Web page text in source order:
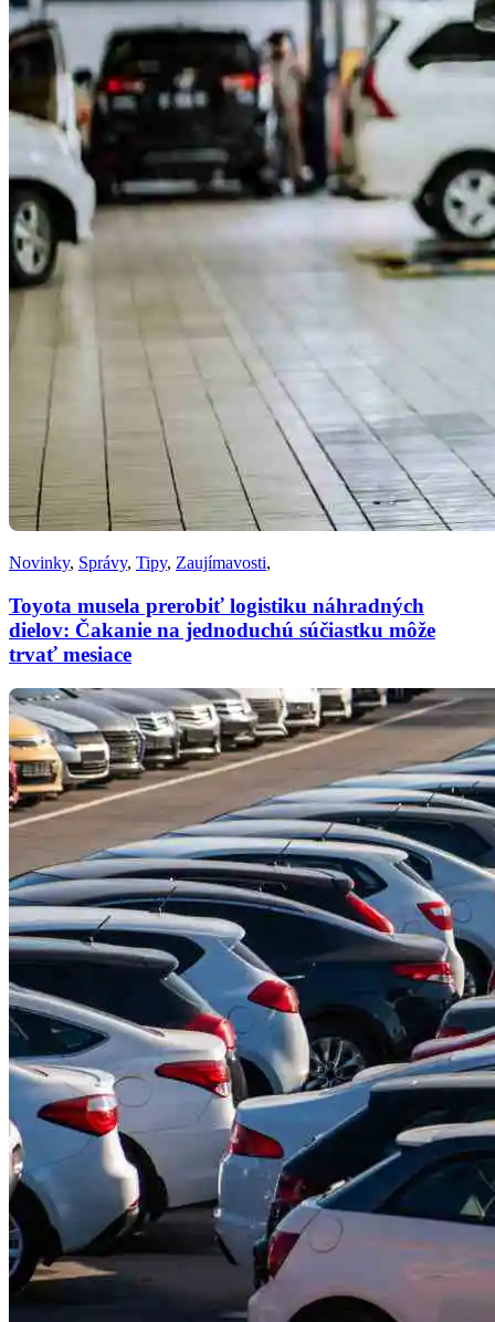
Novinky, Správy, Tipy, Zaujímavosti,
Toyota musela prerobiť logistiku náhradných
dielov: Čakanie na jednoduchú súčiastku môže
trvať mesiace